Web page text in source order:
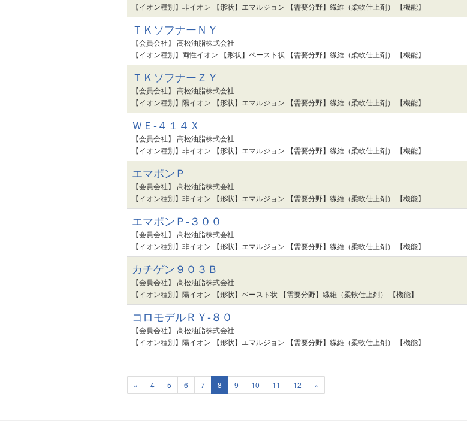
【イオン種別】非イオン 【形状】エマルジョン 【需要分野】繊維（柔軟仕上剤） 【機能】
ＴＫソフナーＮＹ
【会員会社】 高松油脂株式会社
【イオン種別】両性イオン 【形状】ペースト状 【需要分野】繊維（柔軟仕上剤） 【機能】
ＴＫソフナーＺＹ
【会員会社】 高松油脂株式会社
【イオン種別】陽イオン 【形状】エマルジョン 【需要分野】繊維（柔軟仕上剤） 【機能】
ＷＥ-４１４Ｘ
【会員会社】 高松油脂株式会社
【イオン種別】非イオン 【形状】エマルジョン 【需要分野】繊維（柔軟仕上剤） 【機能】
エマポンＰ
【会員会社】 高松油脂株式会社
【イオン種別】非イオン 【形状】エマルジョン 【需要分野】繊維（柔軟仕上剤） 【機能】
エマポンＰ-３００
【会員会社】 高松油脂株式会社
【イオン種別】非イオン 【形状】エマルジョン 【需要分野】繊維（柔軟仕上剤） 【機能】
カチゲン９０３Ｂ
【会員会社】 高松油脂株式会社
【イオン種別】陽イオン 【形状】ペースト状 【需要分野】繊維（柔軟仕上剤） 【機能】
コロモデルＲＹ-８０
【会員会社】 高松油脂株式会社
【イオン種別】陽イオン 【形状】エマルジョン 【需要分野】繊維（柔軟仕上剤） 【機能】
« 4 5 6 7 8 9 10 11 12 »